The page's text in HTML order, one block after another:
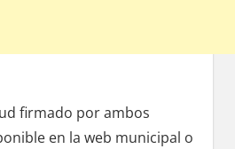
firmado pοr ambos
en la web municipal ο